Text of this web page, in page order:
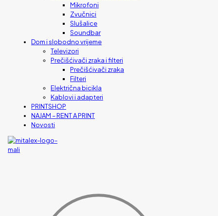
Mikrofoni
Zvučnici
Slušalice
Soundbar
Dom i slobodno vrijeme
Televizori
Prečišćivači zraka i filteri
Prečišćivači zraka
Filteri
Električna bicikla
Kablovi i adapteri
PRINTSHOP
NAJAM – RENT A PRINT
Novosti